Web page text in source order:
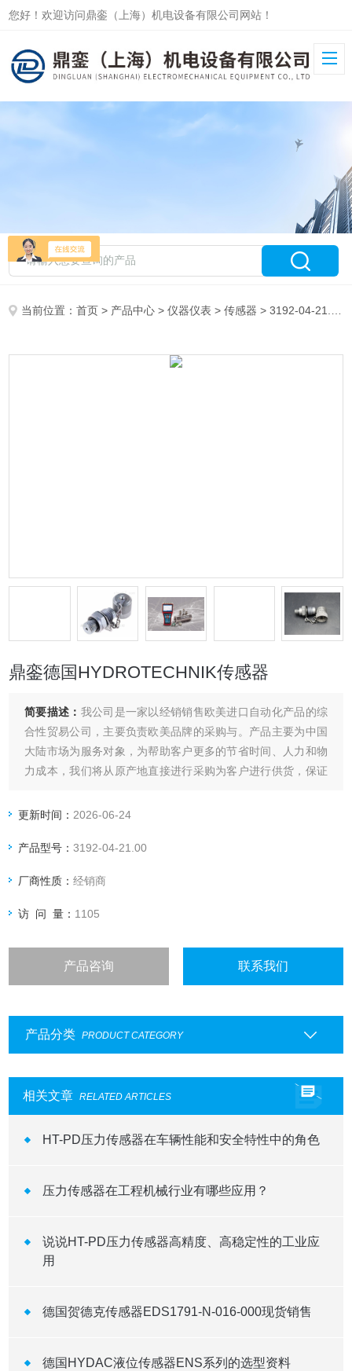
您好！欢迎访问鼎銮（上海）机电设备有限公司网站！
当前位置：首页 > 产品中心 >仪器仪表 >传感器 > 3192-04-21.00鼎銮德国HYDROTECHNIK传感器
鼎銮德国HYDROTECHNIK传感器
简要描述： 我公司是一家以经销销售欧美进口自动化产品的综
合性贸易公司，主要负责欧美品牌的采购与。产品主要为中国
大陆市场为服务对象，为帮助客户更多的节省时间、人力和物
力成本，我们将从原产地直接进行采购为客户进行供货，保证
要做的就是给客户节省成本，创造更多的财富及价值！
更新时间： 2026-06-24
产品型号：3192-04-21.00
厂商性质：经销商
访 问 量： 1105
产品咨询 联系我们
产品分类 PRODUCT CATEGORY
相关文章 RELATED ARTICLES
HT-PD压力传感器在车辆性能和安全特性中的角色
压力传感器在工程机械行业有哪些应用？
说说HT-PD压力传感器高精度、高稳定性的工业应
用
德国贺德克传感器EDS1791-N-016-000现货销售
德国HYDAC液位传感器ENS系列的选型资料